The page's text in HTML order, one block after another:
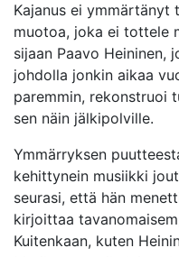
Kajanus ei ymmärtänyt
muotoa, joka ei tottele
sijaan Paavo Heininen,
johdolla jonkin aikaa
paremmin, rekonstruoi
sen näin jälkipolville.
Ymmärryksen
kehittynein musiikki
seurasi, että hän
kirjoittaa
Kuitenkaan, kuten